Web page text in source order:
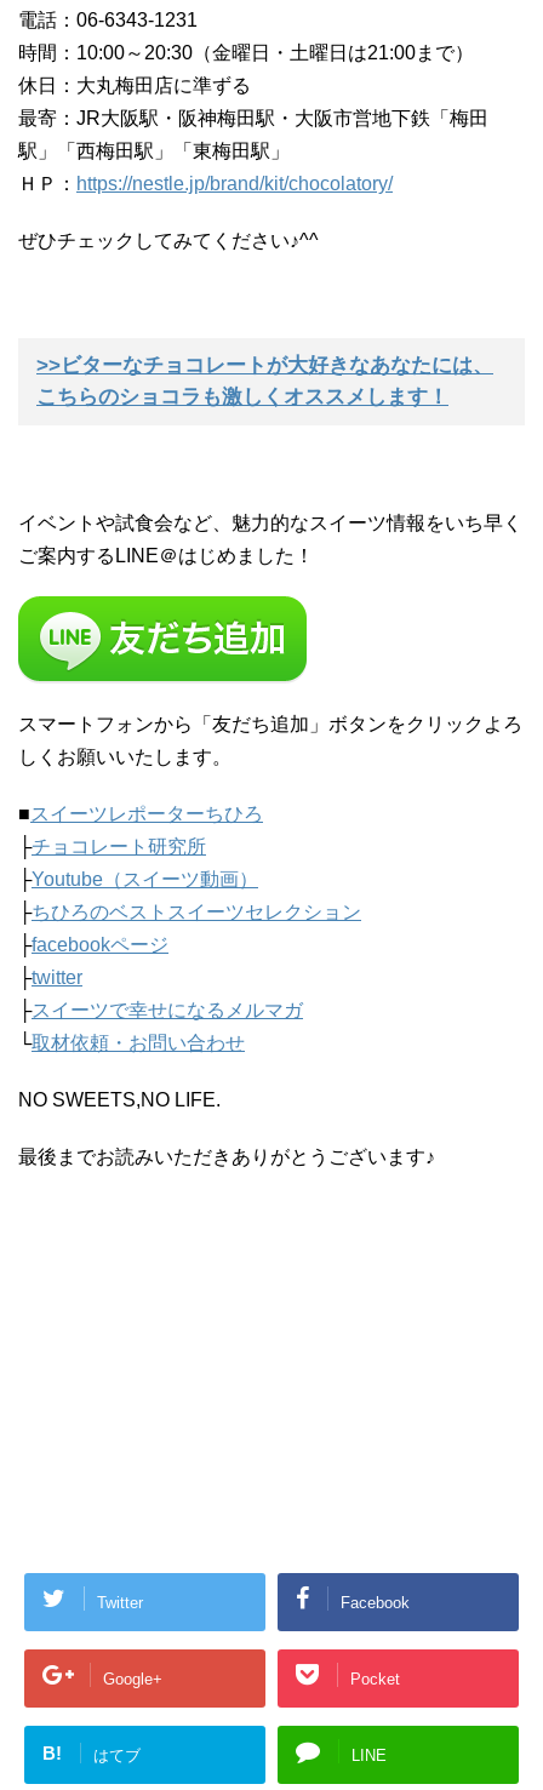
電話：06-6343-1231
時間：10:00～20:30（金曜日・土曜日は21:00まで）
休日：大丸梅田店に準ずる
最寄：JR大阪駅・阪神梅田駅・大阪市営地下鉄「梅田
駅」「西梅田駅」「東梅田駅」
ＨＰ： https://nestle.jp/brand/kit/chocolatory/
ぜひチェックしてみてください♪^^
>>ビターなチョコレートが大好きなあなたには、
こちらのショコラも激しくオススメします！
イベントや試食会など、魅力的なスイーツ情報をいち早く
ご案内するLINE＠はじめました！
スマートフォンから「友だち追加」ボタンをクリックよろ
しくお願いいたします。
■スイーツレポーターちひろ
├チョコレート研究所
├Youtube（スイーツ動画）
├ちひろのベストスイーツセレクション
├facebookページ
├twitter
├スイーツで幸せになるメルマガ
└取材依頼・お問い合わせ
NO SWEETS,NO LIFE.
最後までお読みいただきありがとうございます♪
Twitter Facebook
Google+ Pocket
B! はてブ LINE